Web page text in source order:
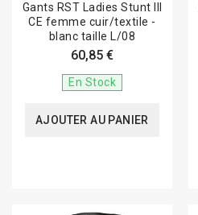
Gants RST Ladies Stunt III
CE femme cuir/textile -
blanc taille L/08
60,85 €
En Stock
AJOUTER AU PANIER